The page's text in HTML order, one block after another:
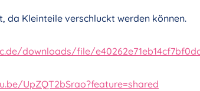
da Kleinteile verschluckt werden können.
downloads/file/
UpZQT2bSrao?feature=shared